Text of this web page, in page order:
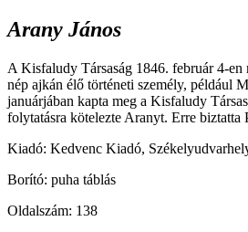
Arany János
A Kisfaludy Társaság 1846. február 4-en
nép ajkán élő történeti személy, például
januárjában kapta meg a Kisfaludy
folytatásra kötelezte Aranyt. Erre
Kiadó: Kedvenc Kiadó,
Borító: puha táblás
Oldalszám: 138